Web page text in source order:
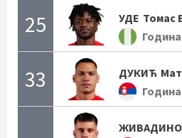
25 УДЕ Томас
33 ДУКИЋ